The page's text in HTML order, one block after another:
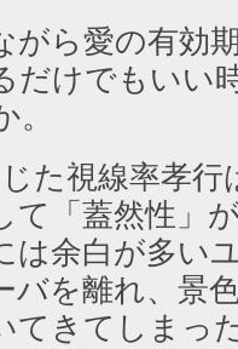
がら愛の有効
だけでもいい
た視線率孝
て「蓋然性」
は余白が多い
バを離れ、景
てきてしまっ